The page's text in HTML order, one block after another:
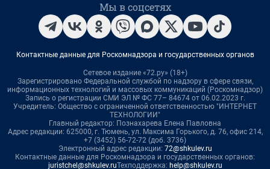
Мы в соцсетях
Контактные данные для Роскомнадзора и государственных органов
Сетевое издание «72.ру» (18+)
Зарегистрировано Федеральной службой по надзору в сфере связи,
информационных технологий и массовых коммуникаций (Роскомнадзор)
Запись о регистрации СМИ ЭЛ № ФС 77– 84674 от 06.02.2023 г.
Учредитель: Общество с ограниченной ответственностью "ИНТЕРНЕТ
ТЕХНОЛОГИИ"
Главный редактор: Познахарева Елена Павловна
Адрес редакции: 625000, г. Тюмень, ул. Максима Горького, д. 76, офис 214,
+7 (3452) 56-72-72 (доб. 3736)
Электронный адрес редакции: 72@shkulev.ru
Контактные данные для Роскомнадзора и государственных органов:
juristchel@shkulev.ruТехподдержка: help@shkulev.ru